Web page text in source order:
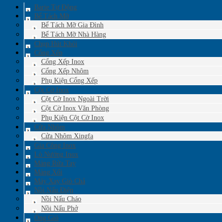
Barie Tự Động
Bể Tách Mỡ
Bể Tách Mỡ Gia Đình
Bể Tách Mỡ Nhà Hàng
Chụp Hút Khói
Cổng Xếp
Cổng Xếp Inox
Cổng Xếp Nhôm
Phụ Kiện Cổng Xếp
Cột Cờ Inox
Cột Cờ Inox Ngoài Trời
Cột Cờ Inox Văn Phòng
Phụ Kiện Cột Cờ Inox
Cửa Nhôm
Cửa Nhôm Xingfa
Gia Công Inox
Lò Nướng Inox
Máng Rửa Tay
Máng Xối
Máy Xay Giò Chả
Nồi Nấu Điện
Nồi Nấu Cháo
Nồi Nấu Phở
Ống Gió